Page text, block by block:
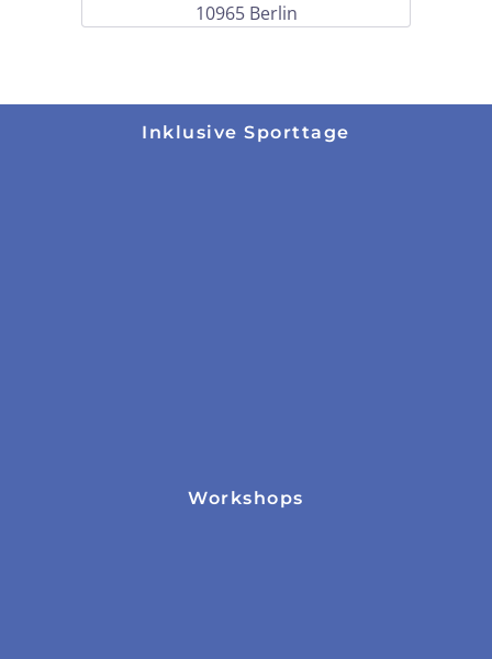
10965 Berlin
Inklusive Sporttage
Workshops